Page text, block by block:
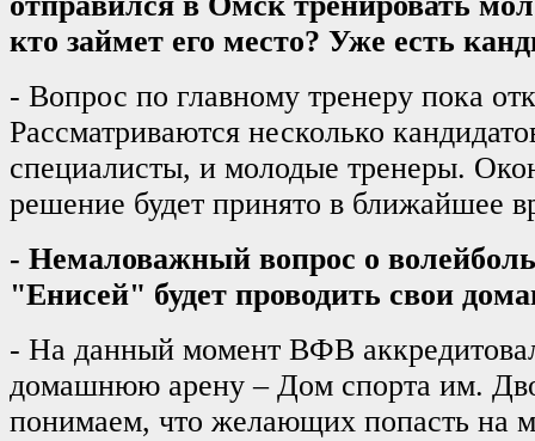
кто займет его место? Уже есть
- Вопрос по главному тренеру пока
Рассматриваются несколько
специалисты, и молодые тренеры.
решение будет принято в ближайшее
- Немаловажный вопрос о
"Енисей" будет проводить свои
- На данный момент ВФВ
домашнюю арену – Дом спорта им.
понимаем, что желающих попасть на